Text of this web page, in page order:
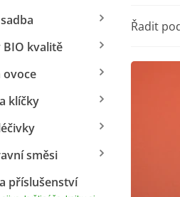
BIO kvalitě
ovoce
klíčky
směsi
příslušenství
Řadit